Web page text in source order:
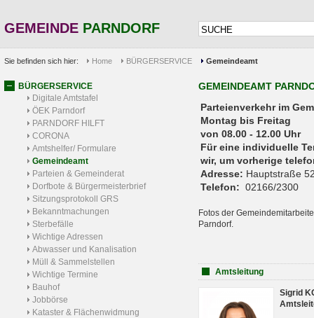
GEMEINDE PARNDORF
Sie befinden sich hier: Home BÜRGERSERVICE Gemeindeamt
BÜRGERSERVICE
Digitale Amtstafel
ÖEK Parndorf
PARNDORF HILFT
CORONA
Amtshelfer/ Formulare
Gemeindeamt
Parteien & Gemeinderat
Dorfbote & Bürgermeisterbrief
Sitzungsprotokoll GRS
Bekanntmachungen
Sterbefälle
Wichtige Adressen
Abwasser und Kanalisation
Müll & Sammelstellen
Wichtige Termine
Bauhof
Jobbörse
Kataster & Flächenwidmung
GEMEINDEAMT
Parteienverkehr
Montag bis Freitag
von 08.00 - 12.00 Uhr
Für eine individuelle
wir, um vorherige
Adresse: Hauptstraße
Telefon: 02166/2300
Fotos der
Parndorf.
Amtsleitung
Sigrid